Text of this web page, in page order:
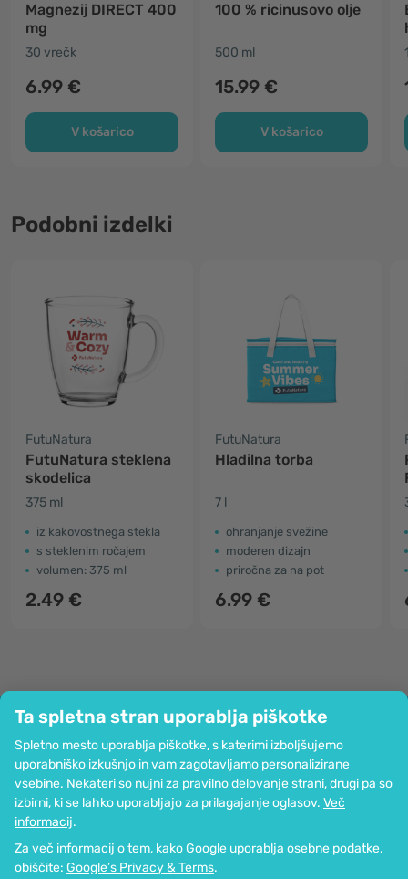
Ta spletna stran uporablja piškotke
Spletno mesto uporablja piškotke, s katerimi izboljšujemo
uporabniško izkušnjo in vam zagotavljamo personalizirane
vsebine. Nekateri so nujni za pravilno delovanje strani, drugi pa so
izbirni, ki se lahko uporabljajo za prilagajanje oglasov. Več
informacij.
Za več informacij o tem, kako Google uporablja osebne podatke,
obiščite: Google’s Privacy & Terms.
Magnezij DIRECT 400
mg
30 vrečk
6.99 €
V košarico
100 % ricinusovo olje
500 ml
15.99 €
V košarico
Podobni izdelki
FutuNatura
FutuNatura steklena
skodelica
375 ml
iz kakovostnega stekla
s steklenim ročajem
volumen: 375 ml
2.49 €
FutuNatura
Hladilna torba
7 l
ohranjanje svežine
moderen dizajn
priročna za na pot
6.99 €
Podjetje
Informacije
Pridružite se nam
Pomoč in naročila
Možnost kartičnega plačevanja. Zagotovljena zaščita osebnih podatkov
preko SSL-kodiranja.